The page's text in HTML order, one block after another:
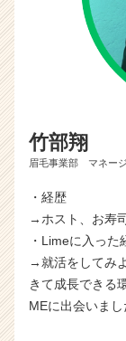
竹部翔
眉毛事業部 マネー
・経歴
→ホスト、お寿
・Limeに入った
→就活をしてみ
きて成長できる
MEに出会いまし